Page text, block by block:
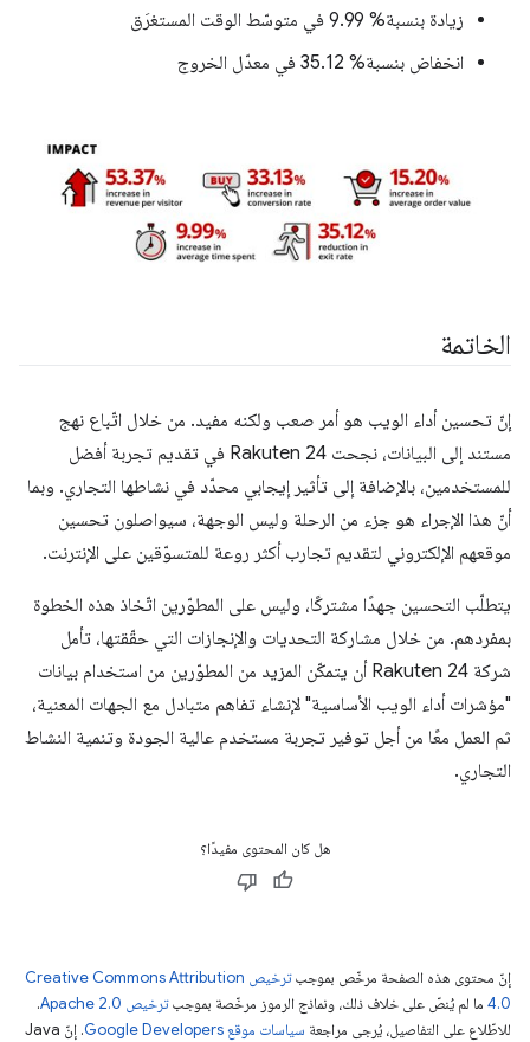
زيادة بنسبة% 9.99 في متوسّط الوقت المستغرَق
انخفاض بنسبة% 35.12 في معدّل الخروج
الخاتمة
إنّ تحسين أداء الويب هو أمر صعب ولكنه مفيد. من خلال اتّباع نهج
مستند إلى البيانات، نجحت Rakuten 24 في تقديم تجربة أفضل
للمستخدمين، بالإضافة إلى تأثير إيجابي محدّد في نشاطها التجاري. وبما
أنّ هذا الإجراء هو جزء من الرحلة وليس الوجهة، سيواصلون تحسين
موقعهم الإلكتروني لتقديم تجارب أكثر روعة للمتسوّقين على الإنترنت.
يتطلّب التحسين جهدًا مشتركًا، وليس على المطوّرين اتّخاذ هذه الخطوة
بمفردهم. من خلال مشاركة التحديات والإنجازات التي حقّقتها، تأمل
شركة Rakuten 24 أن يتمكّن المزيد من المطوّرين من استخدام بيانات
"مؤشرات أداء الويب الأساسية" لإنشاء تفاهم متبادل مع الجهات المعنية،
ثم العمل معًا من أجل توفير تجربة مستخدم عالية الجودة وتنمية النشاط
التجاري.
هل كان المحتوى مفيدًا؟
إنّ محتوى هذه الصفحة مرخّص بموجب
ترخيص Creative Commons Attribution
4.0‏ ما لم يُنصّ على خلاف ذلك، ونماذج الرموز مرخّصة بموجبترخيص Apache 2.0‏
.
للاطّلاع على التفاصيل، يُرجى مراجعة سياسات موقع Google Developers‏
. إنّ Java